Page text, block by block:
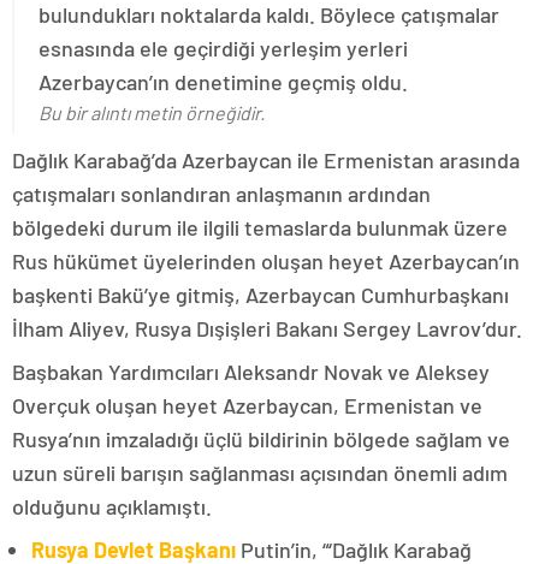
bulundukları noktalarda kaldı. Böylece çatışmalar
esnasında ele geçirdiği yerleşim yerleri
Azerbaycan’ın denetimine geçmiş oldu.
Bu bir alıntı metin örneğidir.
Dağlık Karabağ’da Azerbaycan ile Ermenistan arasında
çatışmaları sonlandıran anlaşmanın ardından
bölgedeki durum ile ilgili temaslarda bulunmak üzere
Rus hükümet üyelerinden oluşan heyet Azerbaycan’ın
başkenti Bakü’ye gitmiş, Azerbaycan Cumhurbaşkanı
İlham Aliyev, Rusya Dışişleri Bakanı Sergey Lavrov’dur.
Başbakan Yardımcıları Aleksandr Novak ve Aleksey
Overçuk oluşan heyet Azerbaycan, Ermenistan ve
Rusya’nın imzaladığı üçlü bildirinin bölgede sağlam ve
uzun süreli barışın sağlanması açısından önemli adım
olduğunu açıklamıştı.
Rusya Devlet Başkanı Putin’in, “‘Dağlık Karabağ